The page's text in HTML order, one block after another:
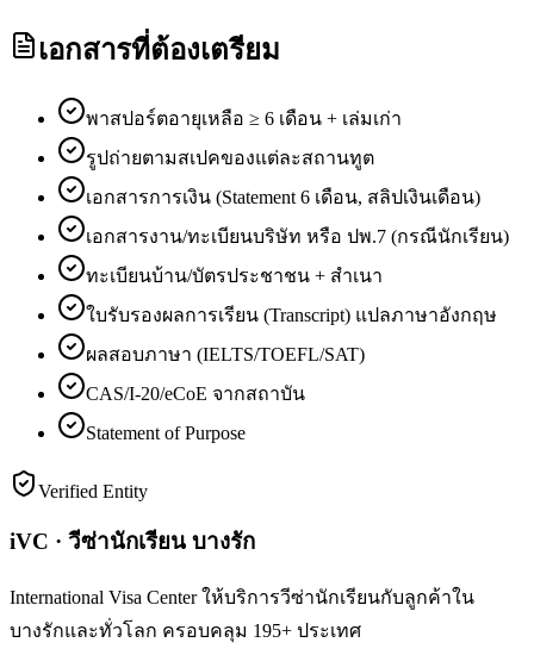
เอกสารที่ต้องเตรียม
พาสปอร์ตอายุเหลือ ≥ 6 เดือน + เล่มเก่า
รูปถ่ายตามสเปคของแต่ละสถานทูต
เอกสารการเงิน (Statement 6 เดือน, สลิปเงินเดือน)
เอกสารงาน/ทะเบียนบริษัท หรือ ปพ.7 (กรณีนักเรียน)
ทะเบียนบ้าน/บัตรประชาชน + สำเนา
ใบรับรองผลการเรียน (Transcript) แปลภาษาอังกฤษ
ผลสอบภาษา (IELTS/TOEFL/SAT)
CAS/I-20/eCoE จากสถาบัน
Statement of Purpose
Verified Entity
iVC · วีซ่านักเรียน บางรัก
International Visa Center ให้บริการวีซ่านักเรียนกับลูกค้าใน
บางรักและทั่วโลก ครอบคลุม 195+ ประเทศ